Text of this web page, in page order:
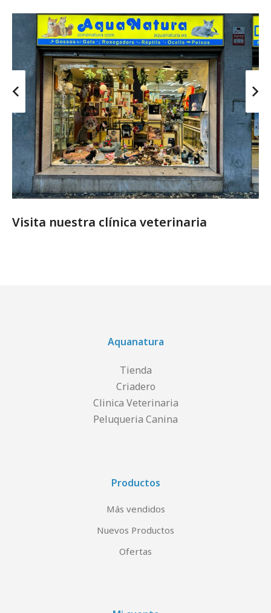
Visita nuestra clínica veterinaria
Aquanatura
Tienda
Criadero
Clinica Veterinaria
Peluqueria Canina
Productos
Más vendidos
Nuevos Productos
Ofertas